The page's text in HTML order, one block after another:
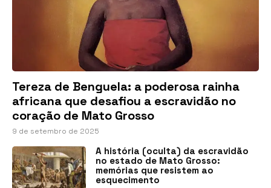
Tereza de Benguela: a poderosa rainha
africana que desafiou a escravidão no
coração de Mato Grosso
9 de setembro de 2025
A história (oculta) da escravidão
no estado de Mato Grosso:
memórias que resistem ao
esquecimento